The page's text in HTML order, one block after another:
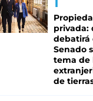
privada:
debatirá
Senado
tema de
de